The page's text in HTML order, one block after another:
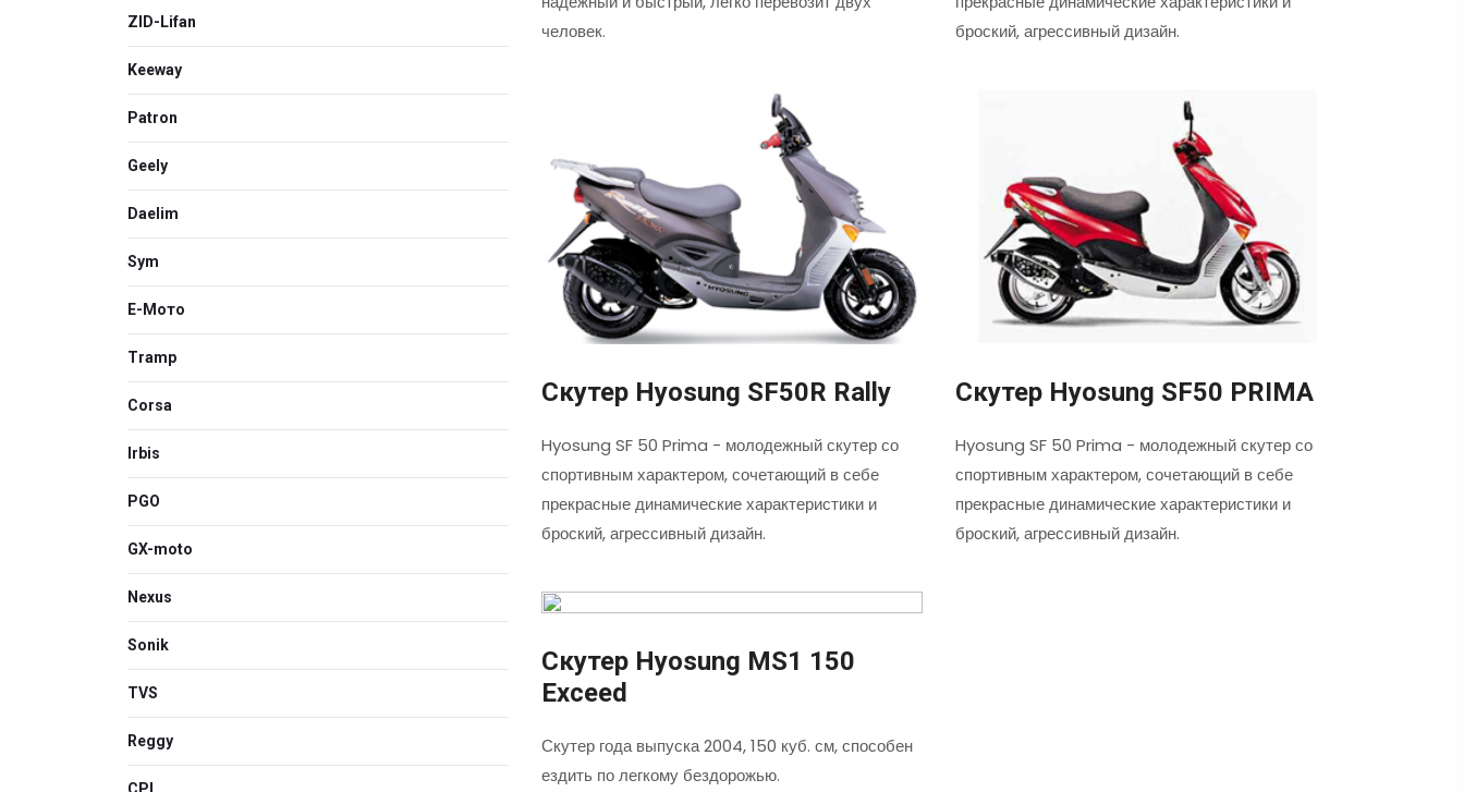
человек.
броский, агрессивный дизайн.
Скутер Hyosung SF50R Rally
Hyosung SF 50 Prima - молодежный скутер со
спортивным характером, сочетающий в себе
прекрасные динамические характеристики и
броский, агрессивный дизайн.
Скутер Hyosung SF50 PRIMA
Hyosung SF 50 Prima - молодежный скутер со
спортивным характером, сочетающий в себе
прекрасные динамические характеристики и
броский, агрессивный дизайн.
Скутер Hyosung MS1 150
Exceed
Скутер года выпуска 2004, 150 куб. см, способен
ездить по легкому бездорожью.
ZID-Lifan
Keeway
Patron
Geely
Daelim
Sym
Е-Мото
Tramp
Corsa
Irbis
PGO
GX-moto
Nexus
Sonik
TVS
Reggy